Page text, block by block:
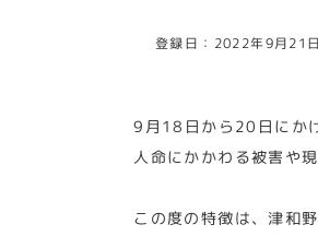
登録日：2022年9月21日
9月18日から20日にか
人命にかかわる被害や
この度の特徴は、津和